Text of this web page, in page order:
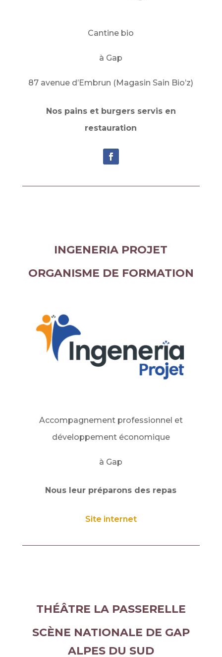
Cantine bio
à Gap
87 avenue d’Embrun (Magasin Sain Bio’z)
Nos pains et burgers servis en
restauration
INGENERIA PROJET
ORGANISME DE FORMATION
Accompagnement professionnel et
développement économique
à Gap
Nous leur préparons des repas
Site internet
THÉÂTRE LA PASSERELLE
SCÈNE NATIONALE DE GAP
ALPES DU SUD